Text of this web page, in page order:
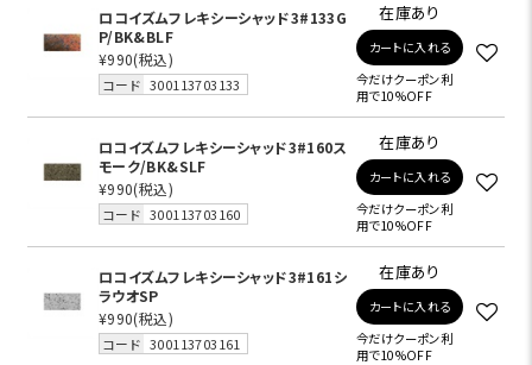
ロコイズムフレキシーシャッド3#133G
P/BK&BLF
¥990(税込)
コード 300113703133
在庫あり
カートに入れる
今だけクーポン利
用で10%OFF
ロコイズムフレキシーシャッド3#160ス
モーク/BK&SLF
¥990(税込)
コード 300113703160
在庫あり
カートに入れる
今だけクーポン利
用で10%OFF
ロコイズムフレキシーシャッド3#161シ
ラウオSP
¥990(税込)
コード 300113703161
在庫あり
カートに入れる
今だけクーポン利
用で10%OFF